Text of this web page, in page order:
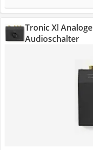
Tronic Xl
Audioschalter